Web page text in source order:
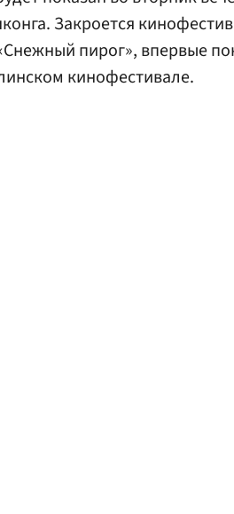
Закроется
пирог», впервые
кинофестивале.